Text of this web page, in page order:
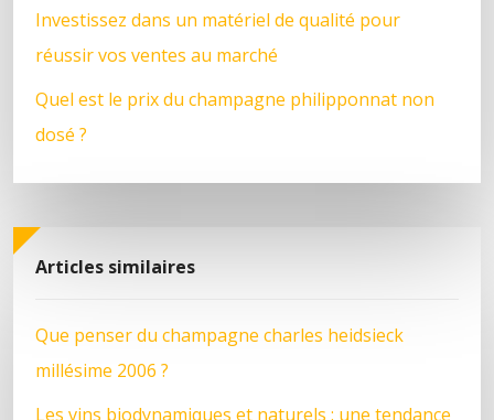
Investissez dans un matériel de qualité pour
réussir vos ventes au marché
Quel est le prix du champagne philipponnat non
dosé ?
Articles similaires
Que penser du champagne charles heidsieck
millésime 2006 ?
Les vins biodynamiques et naturels : une tendance